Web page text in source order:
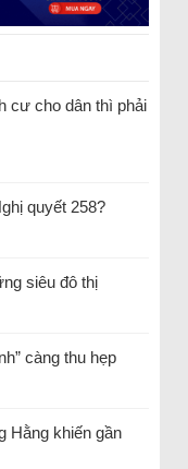
cư cho dân thì phải
quyết 258?
siêu đô thị
càng thu hẹp
Hằng khiến gần